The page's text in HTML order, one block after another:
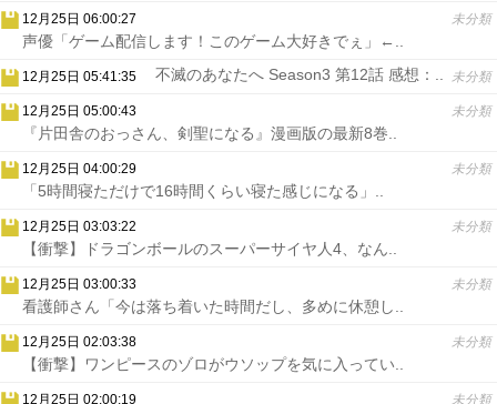
12月25日 06:00:27 未分類
声優「ゲーム配信します！このゲーム大好きでぇ」←..
12月25日 05:41:35 未分類
不滅のあなたへ Season3 第12話 感想：..
12月25日 05:00:43 未分類
『片田舎のおっさん、剣聖になる』漫画版の最新8巻..
12月25日 04:00:29 未分類
「5時間寝ただけで16時間くらい寝た感じになる」..
12月25日 03:03:22 未分類
【衝撃】ドラゴンボールのスーパーサイヤ人4、なん..
12月25日 03:00:33 未分類
看護師さん「今は落ち着いた時間だし、多めに休憩し..
12月25日 02:03:38 未分類
【衝撃】ワンピースのゾロがウソップを気に入ってい..
12月25日 02:00:19 未分類